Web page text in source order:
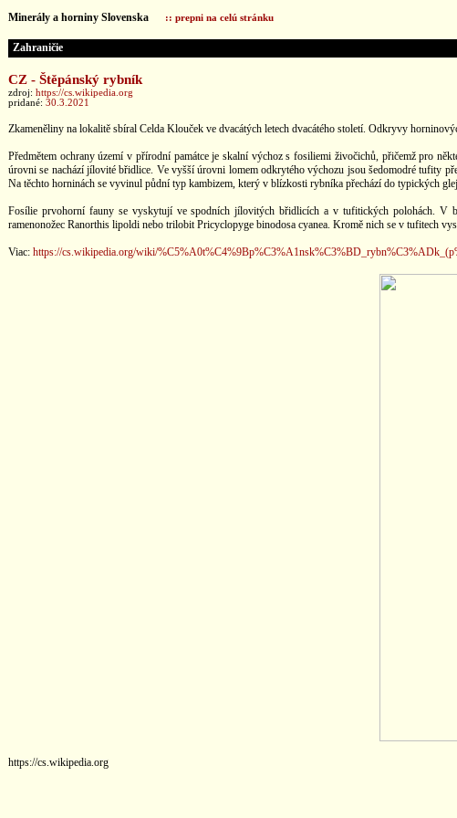
Minerály a horniny Slovenska :: prepni na celú stránku
Zahraničie
CZ - Štěpánský rybník
zdroj: https://cs.wikipedia.org
pridané: 30.3.2021
Zkameněliny na lokalitě sbíral Celda Klouček ve dvacátých letech dvacátého století. Odkryvy
Předmětem ochrany území v přírodní památce je skalní výchoz s fosiliemi živočichů, přičemž pro
úrovni se nachází jílovité břidlice. Ve vyšší úrovni lomem odkrytého výchozu jsou šedomodré tufity
Na těchto horninách se vyvinul půdní typ kambizem, který v blízkosti rybníka přechází do typických
Fosílie prvohorní fauny se vyskytují ve spodních jílovitých břidlicích a v tufitických polohách. V
ramenonožec Ranorthis lipoldi nebo trilobit Pricyclopyge binodosa cyanea. Kromě nich se v tufitech
Viac: https://cs.wikipedia.org/wiki/
https://cs.wikipedia.org